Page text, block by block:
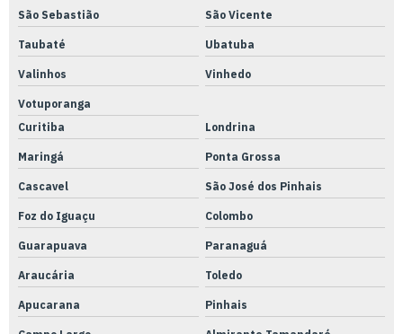
Retrofit de equipamentos
Serviço de caldeiraria leve
Serviço de caldeiraria e usinagem
Serviço de caldeiraria
Serviço de calibração rbc
Serviço industrial de usinagem
Serviço de usinagem de peça
Serviço de usinagem de peças técnicas
Serviço de usinagem pesada
Serviço de usinagem tornearia e solda
São Sebastião São Vicente
Taubaté Ubatuba
Valinhos Vinhedo
Votuporanga
Curitiba
Londrina
Maringá Ponta Grossa
Cascavel São José dos Pinhais
Foz do Iguaçu Colombo
Guarapuava Paranaguá
Araucária Toledo
Apucarana Pinhais